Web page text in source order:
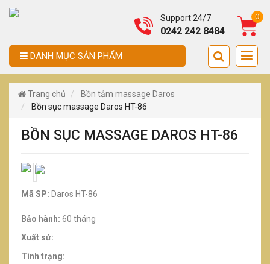
Support 24/7
0242 242 8484
0
DANH MỤC SẢN PHẨM
Trang chủ
Bồn tắm massage Daros
Bồn sục massage Daros HT-86
BỒN SỤC MASSAGE DAROS HT-86
Mã SP: Daros HT-86
Bảo hành: 60 tháng
Xuất sứ:
Tình trạng: